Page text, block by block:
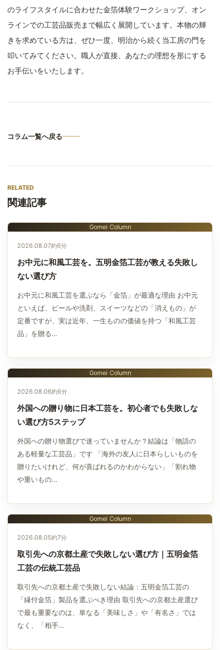
のライフスタイルに合わせた金箔体験ワークショップ、オン
ラインでの工芸品販売まで幅広く展開しています。本物の輝
きを求めている方は、ぜひ一度、明治から続く当工房の門を
叩いてみてください。職人が直接、あなたの理想を形にする
お手伝いをいたします。
コラム一覧へ戻る
RELATED
関連記事
Gomei Column
2026.08.07約6分
お中元に和風工芸を。五明金箔工芸が教える失敗し
ない選び方
お中元に和風工芸を選ぶなら「金箔」が最適な理由 お中元
といえば、ビールや洗剤、スイーツなどの「消えもの」が
定番ですが、実は近年、一生ものの価値を持つ「和風工芸
品」を贈る…
Gomei Column
2026.08.06約6分
外国への贈り物に日本工芸を。初心者でも失敗しな
い選び方5ステップ
外国への贈り物選びで迷っていませんか？結論は「物語の
ある軽量な工芸品」です 「海外の友人に日本らしいものを
贈りたいけれど、何が喜ばれるのかわからない」「割れ物
や重いもの…
Gomei Column
2026.08.05約7分
取引先への京都土産で失敗しない選び方｜五明金箔
工芸の伝統工芸品
取引先への京都土産で失敗しない結論：五明金箔工芸の
「縁付金箔」製品を選ぶべき理由 取引先への京都土産選び
で最も重要なのは、単なる「美味しさ」や「有名さ」では
なく、「相手…